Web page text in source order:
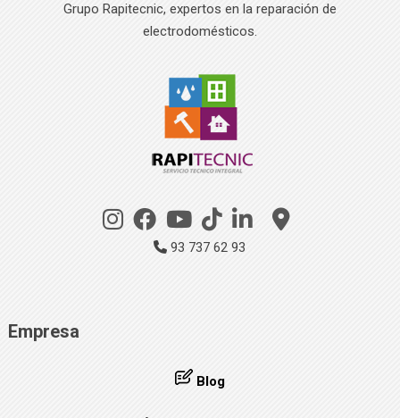
Grupo Rapitecnic, expertos en la reparación de
electrodomésticos.
93 737 62 93
Empresa
Blog